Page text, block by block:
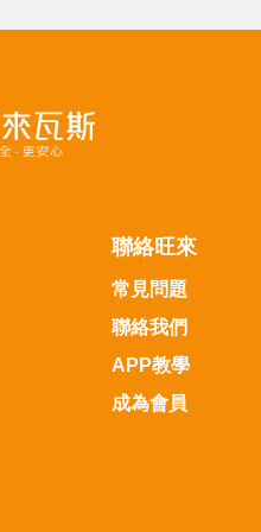
聯絡旺來
常見問題
聯絡我們
APP教學
成為會員